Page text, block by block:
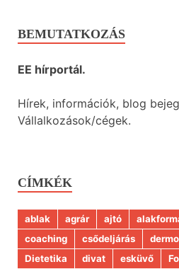
BEMUTATKOZÁS
EE hírportál.
Hírek, információk, blog
Vállalkozások/cégek.
CÍMKÉK
ablak agrár ajtó
coaching
csődeljárás
Dietetika
divat esküvő